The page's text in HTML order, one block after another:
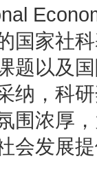
国家社
题以及
纳，科
围浓厚
会发展